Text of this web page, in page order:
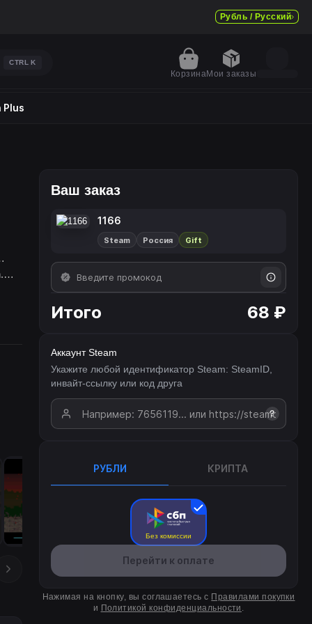
Рубль / Русский
CTRL K
КорзинаМои заказы
Ваш заказ
1166
Steam Россия Gift
Итого 68 ₽
Аккаунт Steam
Укажите любой идентификатор Steam: SteamID,
инвайт-ссылку или код друга
?
РУБЛИ КРИПТА
Без комиссии
Перейти к оплате
Нажимая на кнопку, вы соглашаетесь с Правилами покупки
и Политикой конфиденциальности .